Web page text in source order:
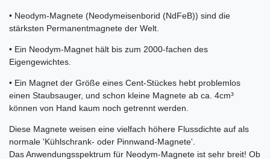
• Neodym-Magnete (Neodymeisenborid (NdFeB)) sind die
stärksten Permanentmagnete der Welt.
• Ein Neodym-Magnet hält bis zum 2000-fachen des
Eigengewichtes.
• Ein Magnet der Größe eines Cent-Stückes hebt problemlos
einen Staubsauger, und schon kleine Magnete ab ca. 4cm³
können von Hand kaum noch getrennt werden.
Diese Magnete weisen eine vielfach höhere Flussdichte auf als
normale 'Kühlschrank- oder Pinnwand-Magnete'.
Das Anwendungsspektrum für Neodym-Magnete ist sehr breit! Ob